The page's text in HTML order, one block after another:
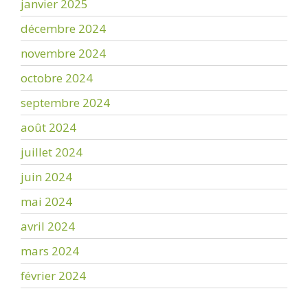
janvier 2025
décembre 2024
novembre 2024
octobre 2024
septembre 2024
août 2024
juillet 2024
juin 2024
mai 2024
avril 2024
mars 2024
février 2024